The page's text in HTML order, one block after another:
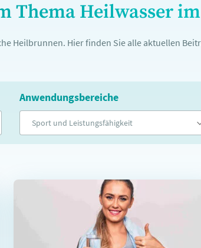
Thema Heilwasser
Heilbrunnen. Hier finden Sie alle aktuellen
Anwendungsbereiche
Sport und Leistungsfähigkeit